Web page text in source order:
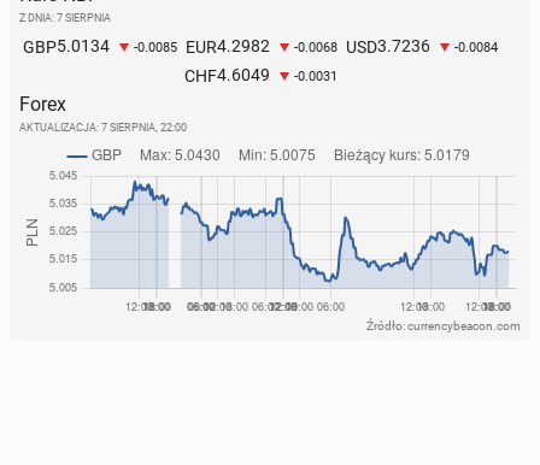
Badanie: Co czwarty Polak prze­żył­by za oszczęd­no­
ści naj­wy­żej przez trzy mie­sią­ce
19 czerwca, 09:00
Z DNIA: 7 SIERPNIA
GBP5.0134 -0.0085 EUR4.2982 -0.0068 USD3.7236 -0.0084
CHF4.6049 -0.0031
Forex
AKTUALIZACJA: 7 SIERPNIA, 22:00
Źródło: currencybeacon.com